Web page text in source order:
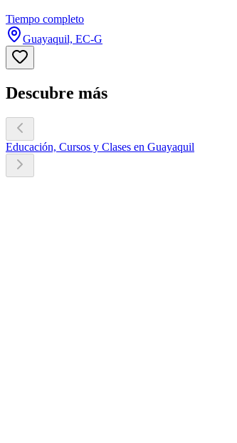
Tiempo completo
Guayaquil, EC-G
Descubre más
Educación, Cursos y Clases en Guayaquil